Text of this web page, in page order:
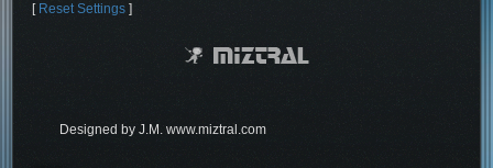
[ Reset Settings ]
Designed by J.M. www.miztral.com